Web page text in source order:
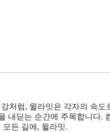
처럼, 윌라밋은 각자의 속도
내딛는 순간에 주목합니다.
든 길에, 윌라밋.